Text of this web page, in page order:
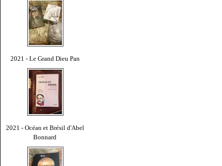
2021 - Le Grand Dieu Pan
2021 - Océan et Brésil d'Abel
Bonnard